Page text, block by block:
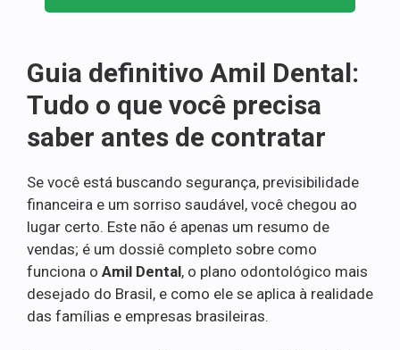
Guia definitivo Amil Dental:
Tudo o que você precisa
saber antes de contratar
Se você está buscando segurança, previsibilidade
financeira e um sorriso saudável, você chegou ao
lugar certo. Este não é apenas um resumo de
vendas; é um dossiê completo sobre como
funciona o Amil Dental, o plano odontológico mais
desejado do Brasil, e como ele se aplica à realidade
das famílias e empresas brasileiras.